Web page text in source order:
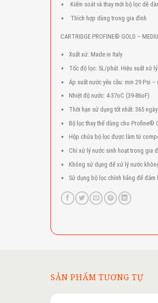
Kiểm soát và thay mới bộ lọc dễ
Thích hợp dùng trong gia đình
CARTRIDGE PROFINE® GOLD –
Xuất xứ: Made in Italy
Tốc độ lọc: 5L/phút. Hiệu suất xử lý
Áp suất nước yêu cầu: min 29 Psi
Nhiệt độ nước: 4-37oC (39-86oF)
Thời hạn sử dụng tốt nhất: 365 ngày
Bộ lọc thay thế dùng cho Profine®
Hộp chứa bộ lọc được làm từ
Chỉ xử lý nước sinh hoạt trong gia
Không sử dụng để xử lý nước
Sử dụng bộ lọc chính hãng để
SẢN PHẨM TƯƠNG TỰ